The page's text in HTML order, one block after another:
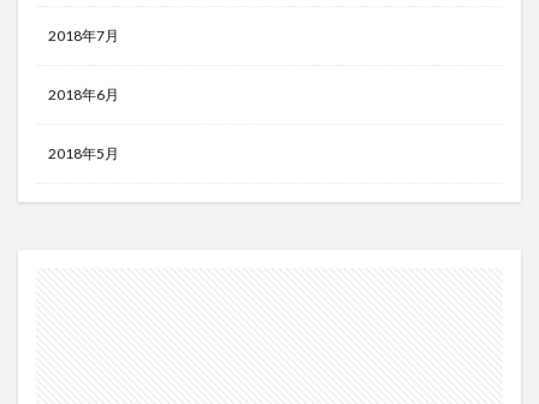
2018年7月
2018年6月
2018年5月